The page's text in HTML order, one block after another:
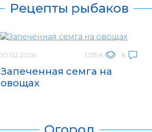
Рецепты рыбаков
10.02.2026 1.159K 8
Запеченная семга на
овощах